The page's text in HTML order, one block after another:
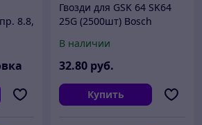
8.8,
Гвозди для GSK 64 SK64
25G (2500шт) Bosch
(оригинал)
В наличии
32.80 руб.
Купить